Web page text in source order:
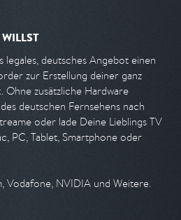
legales, deutsches Angebot einen
zur Erstellung deiner ganz
Ohne zusätzliche Hardware
deutschen Fernsehens nach
oder lade Deine Lieblings TV
PC, Tablet, Smartphone oder
Vodafone, NVIDIA und Weitere.